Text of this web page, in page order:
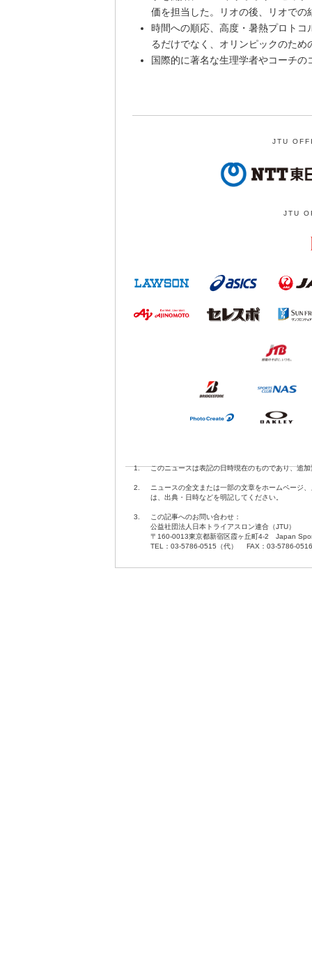
価を担当した。リオの後、リオで
時間への順応、高度・暑熱プロト
るだけでなく、オリンピックのた
国際的に著名な生理学者やコーチ
JTU
JTU
1. このニュースは表記の日時現在のものであり、追
2.
ニュースの全文または一部の文章をホームページ
は、出典・日時などを明記してください。
3.
この記事へのお問い合わせ：
公益社団法人日本トライアスロン連合（JTU）
〒160-0013東京都新宿区霞ヶ丘町4-2 Japan
TEL：03-5786-0515（代） FAX：03-5786-